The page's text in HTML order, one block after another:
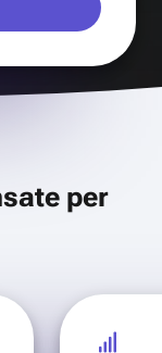
per